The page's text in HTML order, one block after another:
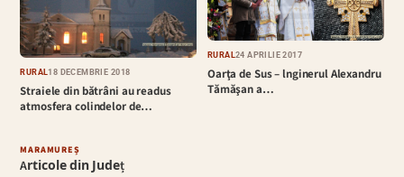
RURAL18 DECEMBRIE 2018
Straiele din bătrâni au readus
atmosfera colindelor de…
RURAL24 APRILIE 2017
Oarţa de Sus – lnginerul Alexandru
Tămăşan a…
MARAMUREȘ
Articole din Județ